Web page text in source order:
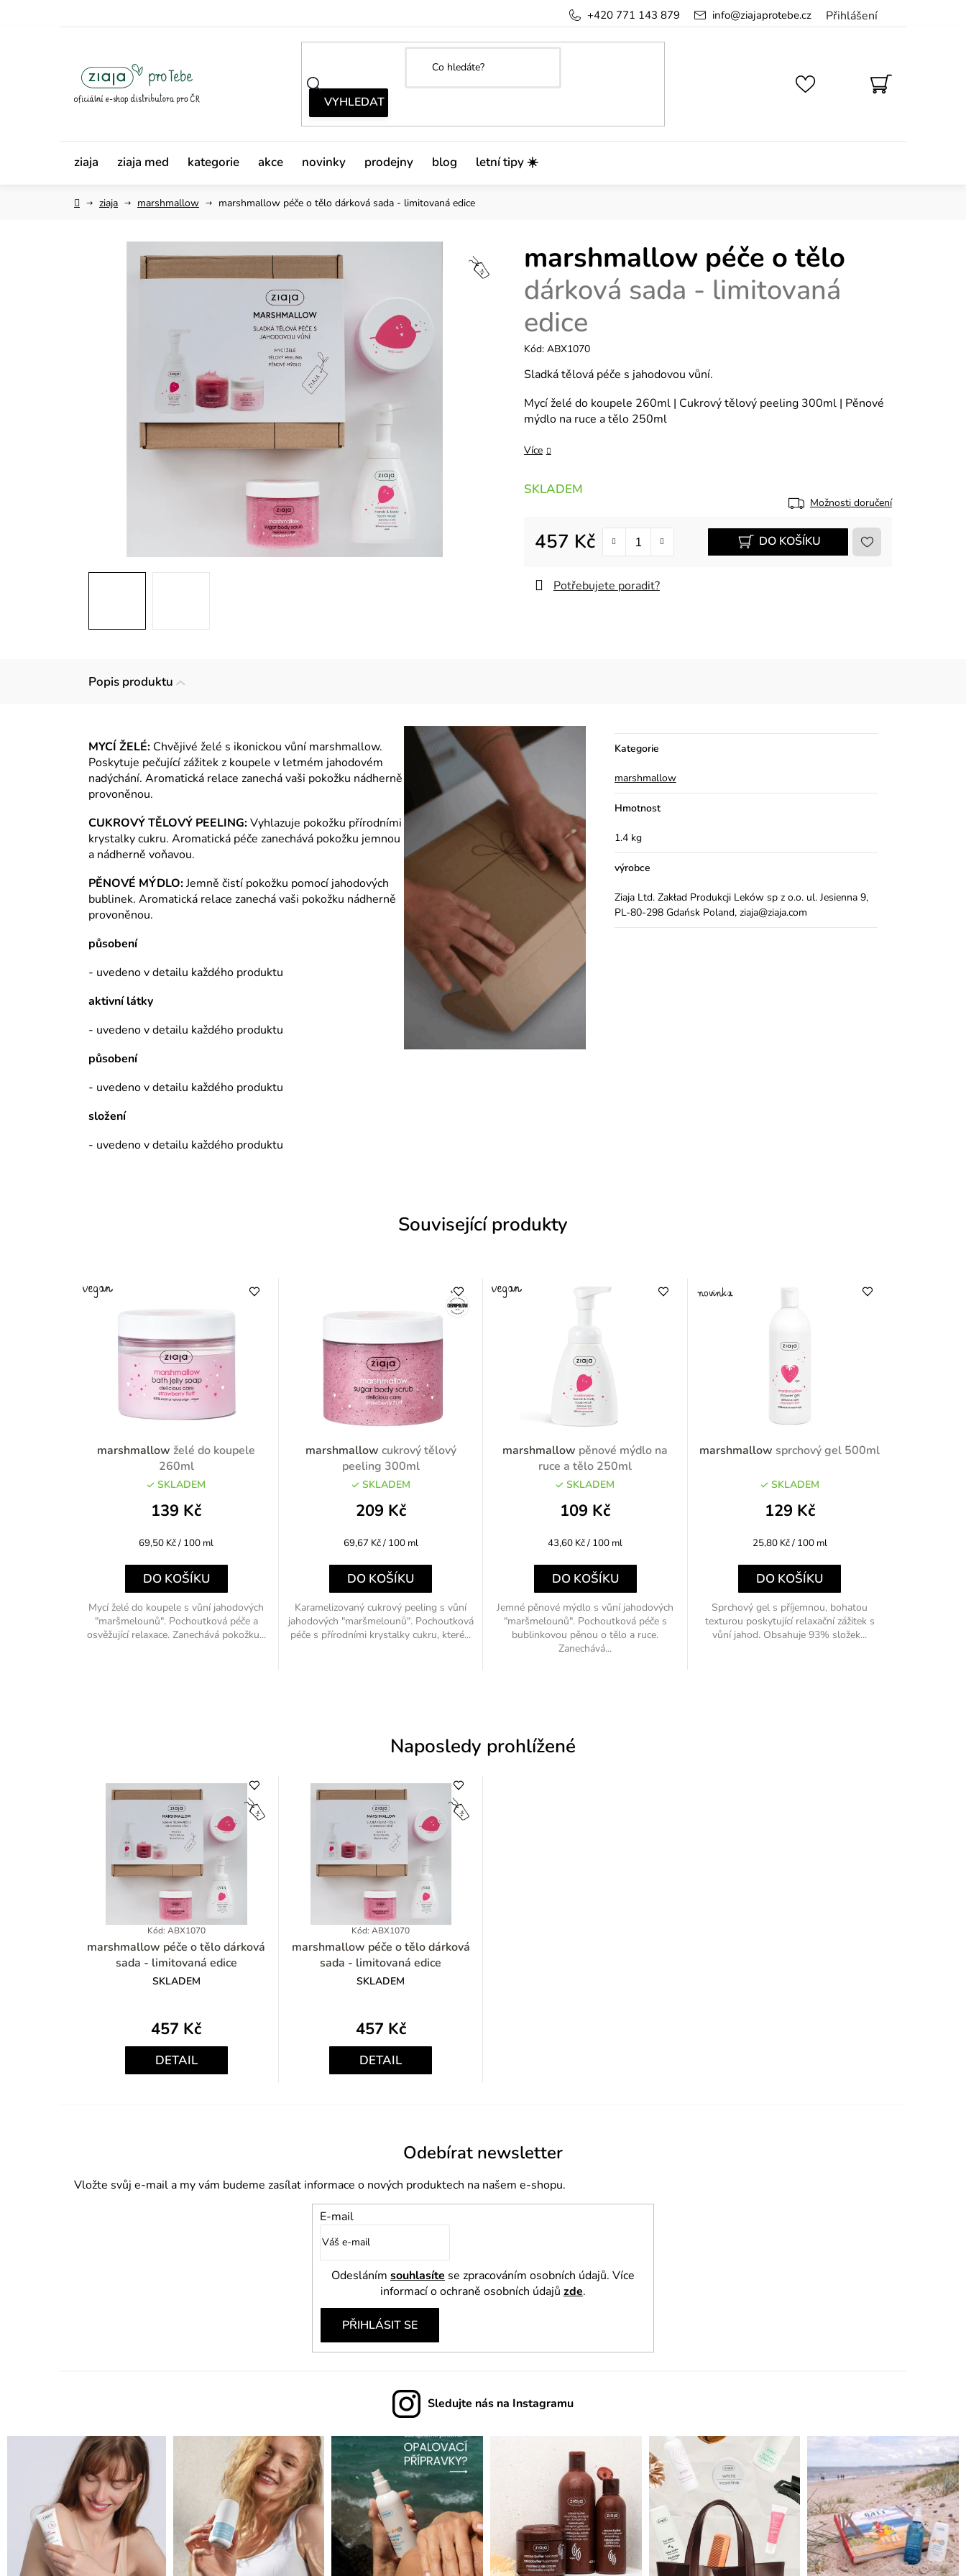
Přihlášení
info@ziajaprotebe.cz
+420 771 143 879
NÁKUPNÍ
KOŠÍK
ziaja ziaja med kategorie akce novinky prodejny blog letní tipy ☀️
Domůziaja marshmallow marshmallow péče o tělo dárková sada - limitovaná edice
marshmallow péče o tělo
dárková sada - limitovaná
edice
Kód: ABX1070
Sladká tělová péče s jahodovou vůní.
Mycí želé do koupele 260ml | Cukrový tělový peeling 300ml | Pěnové
mýdlo na ruce a tělo 250ml
Více
SKLADEM
Možnosti doručení
457 Kč DO KOŠÍKU
Potřebujete poradit?
Popis produktu
MYCÍ ŽELÉ: Chvějivé želé s ikonickou vůní marshmallow.
Poskytuje pečující zážitek z koupele v letmém jahodovém
nadýchání. Aromatická relace zanechá vaši pokožku nádherně
provoněnou.
CUKROVÝ TĚLOVÝ PEELING:Vyhlazuje pokožku přírodními
krystalky cukru. Aromatická péče zanechává pokožku jemnou
a nádherně voňavou.
PĚNOVÉ MÝDLO:Jemně čistí pokožku pomocí jahodových
bublinek. Aromatická relace zanechá vaši pokožku nádherně
provoněnou.
působení
- uvedeno v detailu každého produktu
aktivní látky
- uvedeno v detailu každého produktu
působení
- uvedeno v detailu každého produktu
složení
- uvedeno v detailu každého produktu
Kategorie
marshmallow
Hmotnost
1.4 kg
výrobce
Ziaja Ltd. Zakład Produkcji Leków sp z o.o. ul. Jesienna 9,
PL-80-298 Gdańsk Poland, ziaja@ziaja.com
Související produkty
marshmallow želé do koupele
260ml
SKLADEM
139 Kč
Měrná
69,50 Kč / 100 ml
DO KOŠÍKU
Mycí želé do koupele s vůní jahodových
"maršmelounů". Pochoutková péče a
osvěžující relaxace. Zanechává pokožku...
marshmallow cukrový tělový
peeling 300ml
SKLADEM
209 Kč
Měrná
69,67 Kč / 100 ml
DO KOŠÍKU
Karamelizovaný cukrový peeling s vůní
jahodových "maršmelounů". Pochoutková
péče s přírodními krystalky cukru, které...
marshmallow pěnové mýdlo na
ruce a tělo 250ml
SKLADEM
109 Kč
Měrná
43,60 Kč / 100 ml
DO KOŠÍKU
Jemné pěnové mýdlo s vůní jahodových
"maršmelounů". Pochoutková péče s
bublinkovou pěnou o tělo a ruce.
Zanechává...
marshmallow sprchový gel 500ml
SKLADEM
129 Kč
Měrná
25,80 Kč / 100 ml
DO KOŠÍKU
Sprchový gel s příjemnou, bohatou
texturou poskytující relaxační zážitek s
vůní jahod. Obsahuje 93% složek...
Naposledy prohlížené
Kód: ABX1070
marshmallow péče o tělo dárková
sada - limitovaná edice
SKLADEM
457 KčMěrná
DETAIL
Kód: ABX1070
marshmallow péče o tělo dárková
sada - limitovaná edice
SKLADEM
457 KčMěrná
DETAIL
Odebírat newsletter
Vložte svůj e-mail a my vám budeme zasílat informace o nových produktech na našem e-shopu.
E-mail
Odesláním souhlasíte se zpracováním osobních údajů. Více
informací o ochraně osobních údajů zde.
PŘIHLÁSIT SE
Sledujte nás na Instagramu